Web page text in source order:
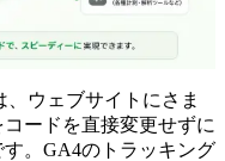
ウェブサイトにさま
ードを直接変更せずに
。GA4のトラッキング